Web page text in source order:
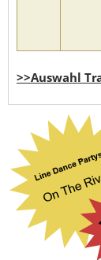
>>Auswahl